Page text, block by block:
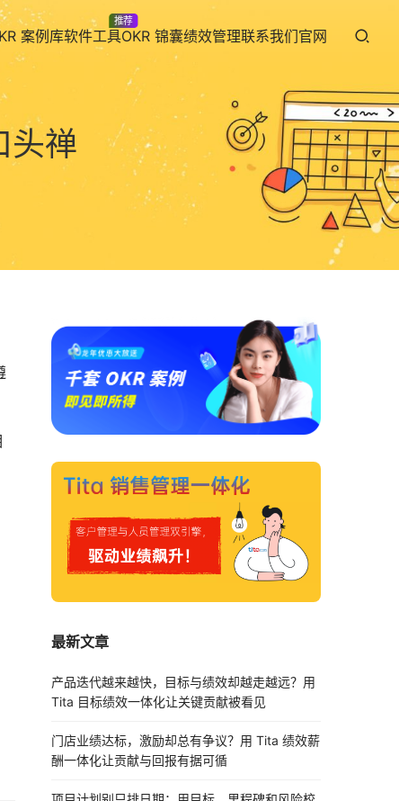
案例库软件工具
推荐
OKR 锦囊绩效管理联系我们官网
头禅
最新文章
产品迭代越来越快，目标与绩效却越走越远？用
Tita 目标绩效一体化让关键贡献被看见
门店业绩达标，激励却总有争议？用 Tita 绩效薪
酬一体化让贡献与回报有据可循